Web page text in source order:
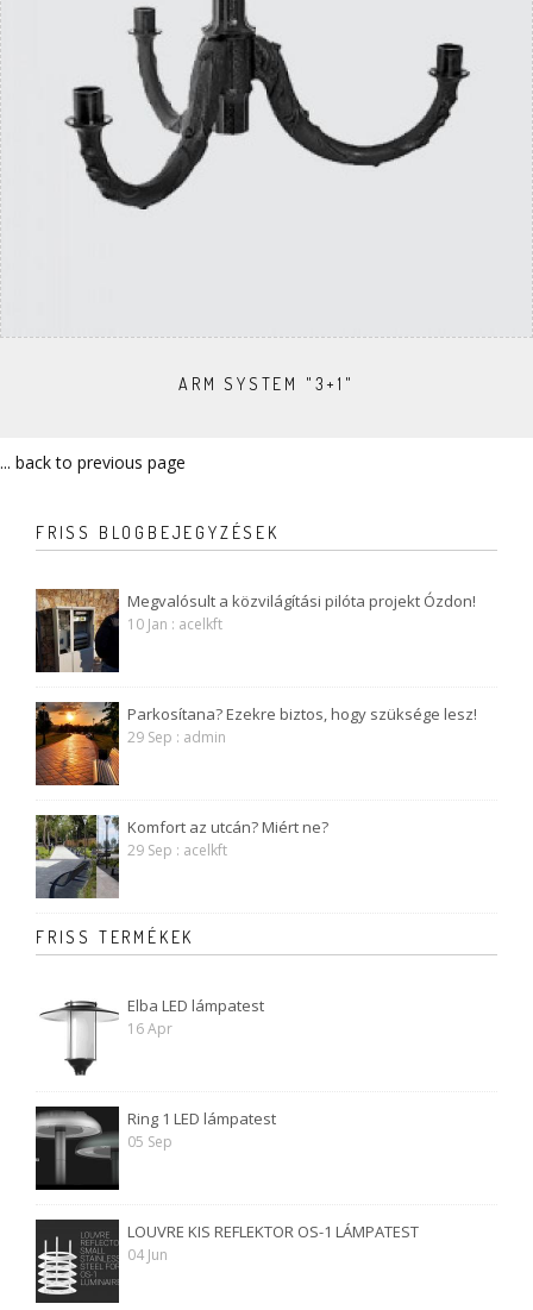
ARM SYSTEM "3+1"
... back to previous page
FRISS BLOGBEJEGYZÉSEK
Megvalósult a közvilágítási pilóta projekt Ózdon!
10 Jan : acelkft
Parkosítana? Ezekre biztos, hogy szüksége lesz!
29 Sep : admin
Komfort az utcán? Miért ne?
29 Sep : acelkft
FRISS TERMÉKEK
Elba LED lámpatest
16 Apr
Ring 1 LED lámpatest
05 Sep
LOUVRE KIS REFLEKTOR OS-1 LÁMPATEST
04 Jun